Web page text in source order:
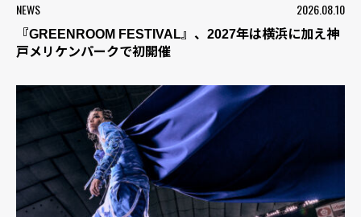
NEWS 2026.08.10
『GREENROOM FESTIVAL』、2027年は横浜に加え神
戸メリケンパークで初開催